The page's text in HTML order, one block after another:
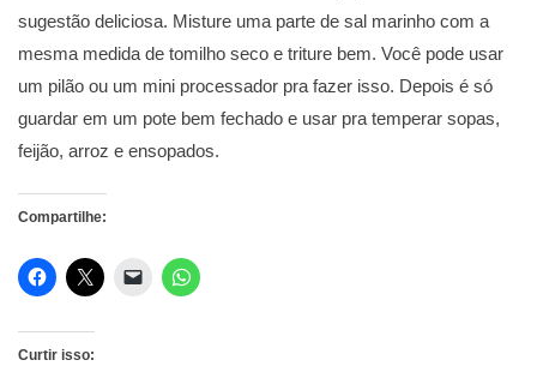
sugestão deliciosa. Misture uma parte de sal marinho com a
mesma medida de tomilho seco e triture bem. Você pode usar
um pilão ou um mini processador pra fazer isso. Depois é só
guardar em um pote bem fechado e usar pra temperar sopas,
feijão, arroz e ensopados.
Compartilhe:
Curtir isso: